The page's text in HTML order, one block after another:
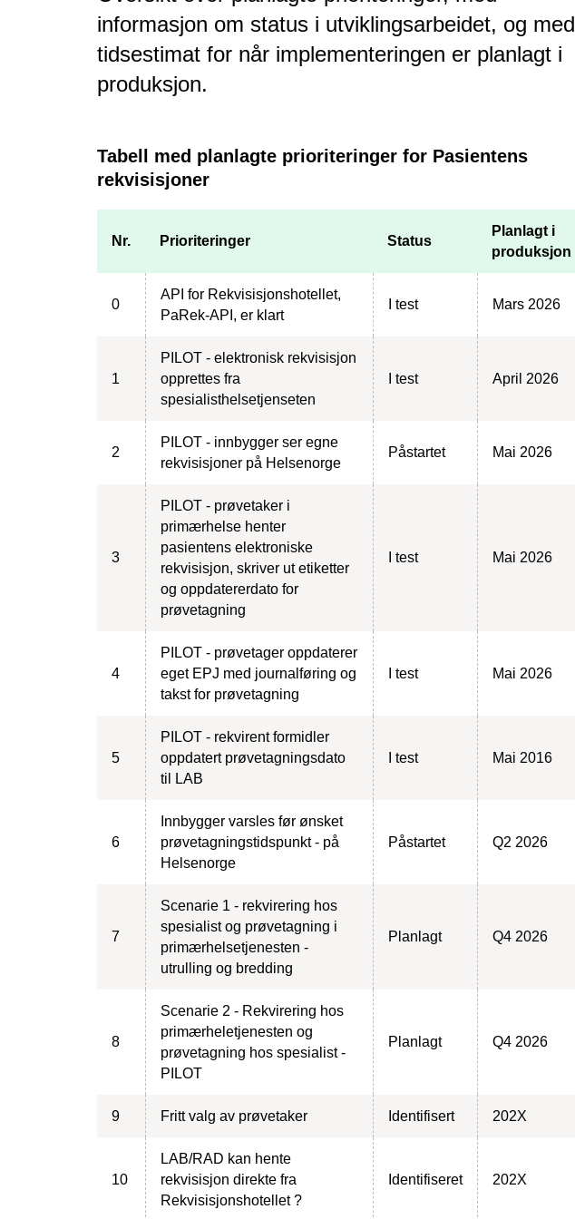
informasjon om status i utviklingsarbeidet, og med
tidsestimat for når implementeringen er planlagt i
produksjon.
Tabell med planlagte prioriteringer for Pasientens
rekvisisjoner
Nr. Prioriteringer Status
Planlagt i
produksjon
0
API for Rekvisisjonshotellet,
PaRek-API, er klart
I test Mars 2026
1
PILOT - elektronisk rekvisisjon
opprettes fra
spesialisthelsetjenseten
I test April 2026
2
PILOT - innbygger ser egne
rekvisisjoner på Helsenorge
Påstartet Mai 2026
3
PILOT - prøvetaker i
primærhelse henter
pasientens elektroniske
rekvisisjon, skriver ut etiketter
og oppdatererdato for
prøvetagning
I test Mai 2026
4
PILOT - prøvetager oppdaterer
eget EPJ med journalføring og
takst for prøvetagning
I test Mai 2026
5
PILOT - rekvirent formidler
oppdatert prøvetagningsdato
til LAB
I test Mai 2016
6
Innbygger varsles før ønsket
prøvetagningstidspunkt - på
Helsenorge
Påstartet Q2 2026
7
Scenarie 1 - rekvirering hos
spesialist og prøvetagning i
primærhelsetjenesten -
utrulling og bredding
Planlagt Q4 2026
8
Scenarie 2 - Rekvirering hos
primærheletjenesten og
prøvetagning hos spesialist -
PILOT
Planlagt Q4 2026
9 Fritt valg av prøvetaker Identifisert 202X
10
LAB/RAD kan hente
rekvisisjon direkte fra
Rekvisisjonshotellet ?
Identifiseret 202X